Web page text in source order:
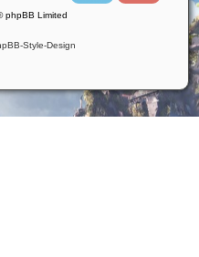
i
u
phpBB Limited
Style-Design